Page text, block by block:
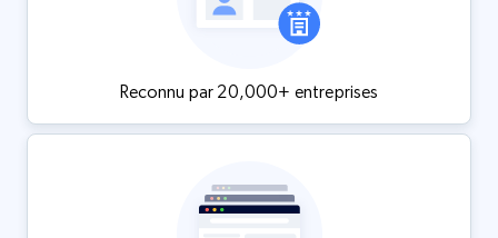
Reconnu par 20,000+ entreprises